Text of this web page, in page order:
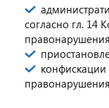
согласно гл. 14
конфискации